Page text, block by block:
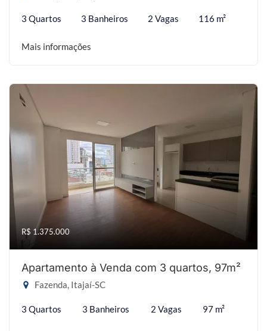
3 Quartos 3 Banheiros 2 Vagas 116 m²
Mais informações
R$ 1.375.000
Apartamento à Venda com 3 quartos, 97m²
Fazenda, Itajaí-SC
3 Quartos 3 Banheiros 2 Vagas 97 m²